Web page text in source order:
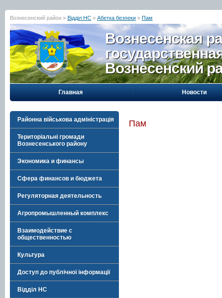
Вознесенский район » Відділ НС » Абетка безпеки » Пам
Вознесенская
Вознесенский
Главная Новости
Районна військова адміністрація
Територіальні громади
Вознесенського району
Экономика и финансы
Сфера финансов и бюджета
Регуляторная деятельность
Агропромышленный комплекс
Взаимодействие с
общественностью
Культура
Доступ до публічної інформації
Відділ НС
Пам